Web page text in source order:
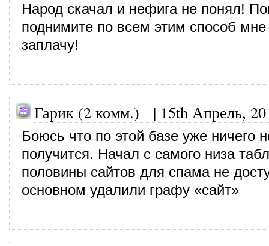
Народ скачал и нефига не понял!
поднимите по всем этим способ
заплачу!
Гарик (2 комм.) | 15th Апрель,
Боюсь что по этой базе уже ничего
получится. Начал с самого низа
половины сайтов для спама не
основном удалили графу «сайт»